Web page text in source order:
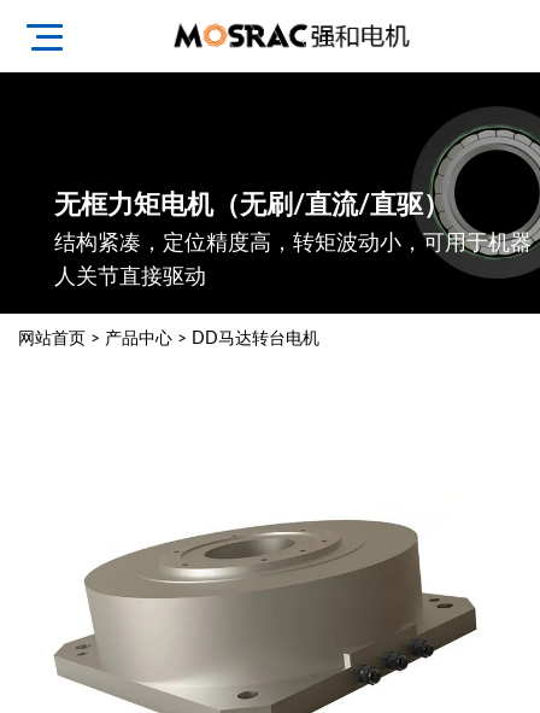
无框力矩电机（无刷/直流/直驱）
结构紧凑，定位精度高，转矩波动小，可用于机器
人关节直接驱动
网站首页 > 产品中心 > DD马达转台电机